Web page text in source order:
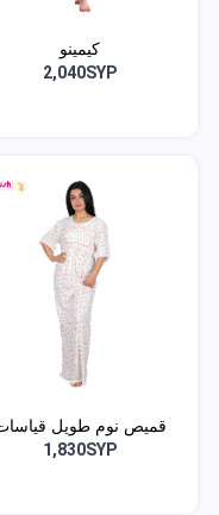
كيمينو
2,040SYP
قميص نوم طويل
كب...
1,830SYP